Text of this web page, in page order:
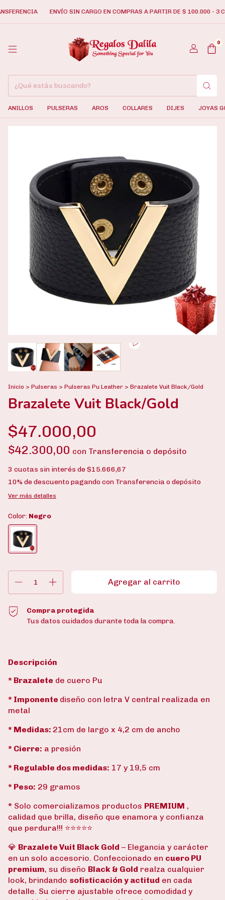
ENVÍO SIN CARGO EN COMPRAS A PARTIR DE $ 100.000 - 3
0
ANILLOS PULSERAS AROS COLLARES DIJES JOYAS
Inicio > Pulseras > Pulseras Pu Leather > Brazalete Vuit Black/Gold
Brazalete Vuit Black/Gold
$47.000,00
$42.300,00 con Transferencia o depósito
3 cuotas sin interés de$15.666,67
10% de descuentopagando con Transferencia o depósito
Ver más detalles
Color: Negro
Compra protegida
Tus datos cuidados durante toda la compra.
Descripción
* Brazalete de cuero Pu
* Imponente diseño con letra V central realizada en
metal
* Medidas: 21cm de largo x 4,2 cm de ancho
* Cierre: a presión
* Regulable dos medidas: 17 y 19,5 cm
* Peso: 29 gramos
* Solo comercializamos productos PREMIUM ,
calidad que brilla, diseño que enamora y confianza
que perdura!!! ⭐⭐⭐⭐⭐
💎 Brazalete Vuit Black Gold – Elegancia y carácter
en un solo accesorio. Confeccionado en cuero PU
premium, su diseño Black & Gold realza cualquier
look, brindando sofisticación y actitud en cada
detalle. Su cierre ajustable ofrece comodidad y